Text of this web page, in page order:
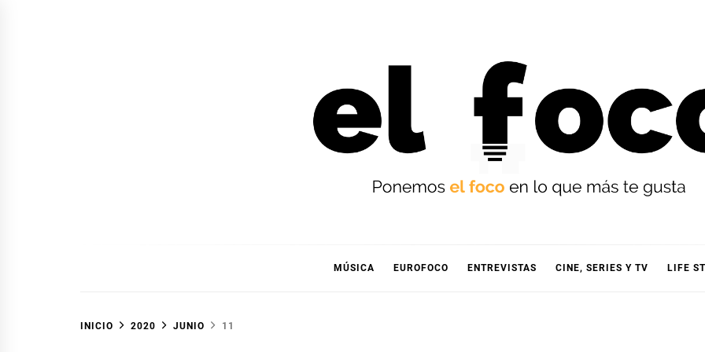
EL FOCO
MÚSICA EUROFOCO ENTREVISTAS CINE, SERIES Y TV LIFE
INICIO 2020 JUNIO 11